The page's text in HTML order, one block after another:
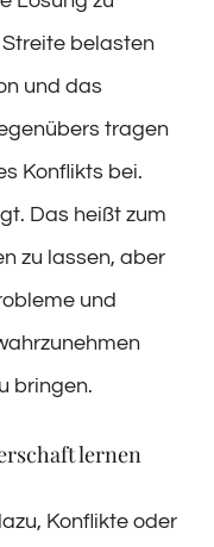
belasten
und das
tragen
Konflikts bei.
Das heißt zum
zu lassen, aber
und
bringen.
lernen
Konflikte oder